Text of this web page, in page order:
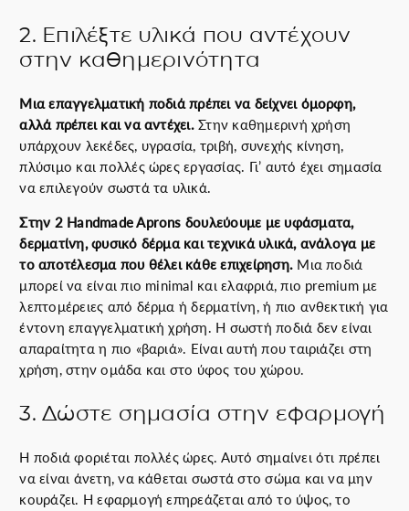
2. Επιλέξτε υλικά που αντέχουν
στην καθημερινότητα
Μια επαγγελματική ποδιά πρέπει να δείχνει όμορφη,
αλλά πρέπει και να αντέχει.Στην καθημερινή χρήση
υπάρχουν λεκέδες, υγρασία, τριβή, συνεχής κίνηση,
πλύσιμο και πολλές ώρες εργασίας. Γι’ αυτό έχει σημασία
να επιλεγούν σωστά τα υλικά.
Στην 2 Handmade Aprons δουλεύουμε με υφάσματα,
δερματίνη, φυσικό δέρμα και τεχνικά υλικά, ανάλογα με
το αποτέλεσμα που θέλει κάθε επιχείρηση. Μια ποδιά
μπορεί να είναι πιο minimal και ελαφριά, πιο premium με
λεπτομέρειες από δέρμα ή δερματίνη, ή πιο ανθεκτική για
έντονη επαγγελματική χρήση. Η σωστή ποδιά δεν είναι
απαραίτητα η πιο «βαριά». Είναι αυτή που ταιριάζει στη
χρήση, στην ομάδα και στο ύφος του χώρου.
3. Δώστε σημασία στην εφαρμογή
Η ποδιά φοριέται πολλές ώρες. Αυτό σημαίνει ότι πρέπει
να είναι άνετη, να κάθεται σωστά στο σώμα και να μην
κουράζει. Η εφαρμογή επηρεάζεται από το ύψος, το